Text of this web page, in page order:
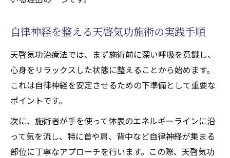
自律神経を整える天啓気功施術の実践手順
天啓気功治療法では、まず施術前に深い呼吸を意識し、
心身をリラックスした状態に整えることから始めます。
これは自律神経を安定させるための下準備として重要な
ポイントです。
次に、施術者が手を使って体表のエネルギーラインに沿
って気を流し、特に首や肩、背中など自律神経が集まる
部位に丁寧なアプローチを行います。この際、天啓気功